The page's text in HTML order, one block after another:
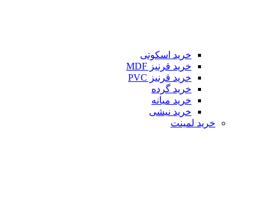
خرید اسکوتی
خرید قرنیز MDF
خرید قرنیز PVC
خرید گرده
خرید میانه
خرید نیشی
خرید لمینت